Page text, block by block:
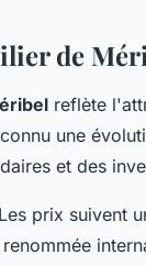
de
reflète
une
et des
prix suivent